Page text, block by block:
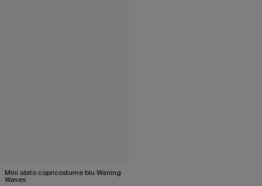
Mini abito copricostume blu Waning
Waves